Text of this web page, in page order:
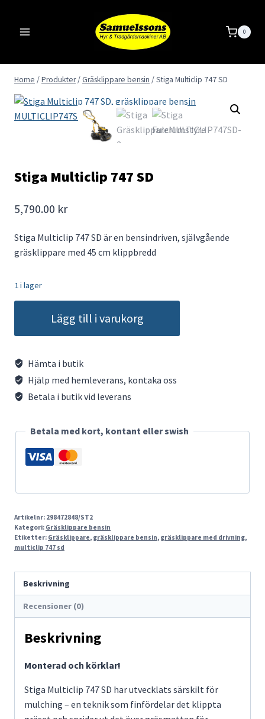
content
0
Home /Produkter /Gräsklippare bensin /Stiga Multiclip 747 SD
Stiga Multiclip 747 SD
5,790.00 kr
Stiga Multiclip 747 SD är en bensindriven, självgående
gräsklippare med 45 cm klippbredd
1 i lager
747
mängd
Lägg till i varukorg
Hämta i butik
Hjälp med hemleverans, kontaka oss
Betala i butik vid leverans
Betala med kort, kontant eller swish
Artikelnr: 298472848/ST2
Kategori: Gräsklippare bensin
Etiketter: Gräsklippare, gräsklippare bensin, gräsklippare med drivning,
multiclip 747 sd
Beskrivning
Recensioner (0)
Beskrivning
Monterad och körklar!
Stiga Multiclip 747 SD har utvecklats särskilt för
mulching – en teknik som finfördelar det klippta